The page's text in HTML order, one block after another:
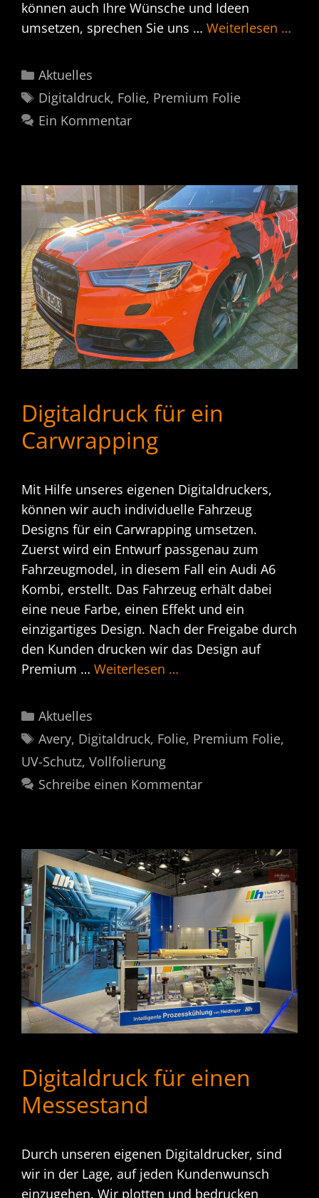
können auch Ihre Wünsche und Ideen
umsetzen, sprechen Sie uns … Weiterlesen …
Kategorien
Aktuelles
Schlagwörter
Digitaldruck, Folie, Premium Folie
Ein Kommentar
Digitaldruck für ein
Carwrapping
Mit Hilfe unseres eigenen Digitaldruckers,
können wir auch individuelle Fahrzeug
Designs für ein Carwrapping umsetzen.
Zuerst wird ein Entwurf passgenau zum
Fahrzeugmodel, in diesem Fall ein Audi A6
Kombi, erstellt. Das Fahrzeug erhält dabei
eine neue Farbe, einen Effekt und ein
einzigartiges Design. Nach der Freigabe durch
den Kunden drucken wir das Design auf
Premium … Weiterlesen …
Kategorien
Aktuelles
Schlagwörter
Avery, Digitaldruck, Folie, Premium Folie,
UV-Schutz, Vollfolierung
Schreibe einen Kommentar
Digitaldruck für einen
Messestand
Durch unseren eigenen Digitaldrucker, sind
wir in der Lage, auf jeden Kundenwunsch
einzugehen. Wir plotten und bedrucken